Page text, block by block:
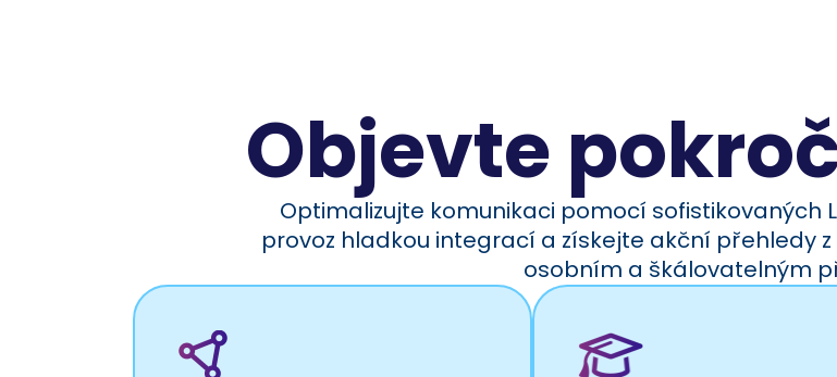
Objevte
Optimalizujte komunikaci pomocí sofistikovaných
provoz hladkou integrací a získejte akční přehledy
osobním a škálovatelným